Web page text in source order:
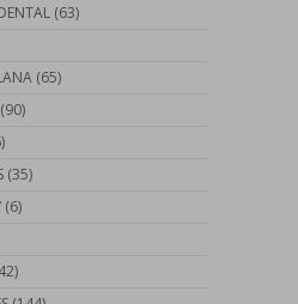
(63)
(65)
(90)
(35)
(6)